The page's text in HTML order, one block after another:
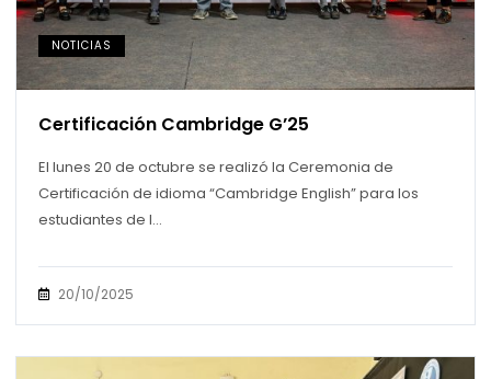
NOTICIAS
Certificación Cambridge G’25
El lunes 20 de octubre se realizó la Ceremonia de
Certificación de idioma “Cambridge English” para los
estudiantes de l...
20/10/2025